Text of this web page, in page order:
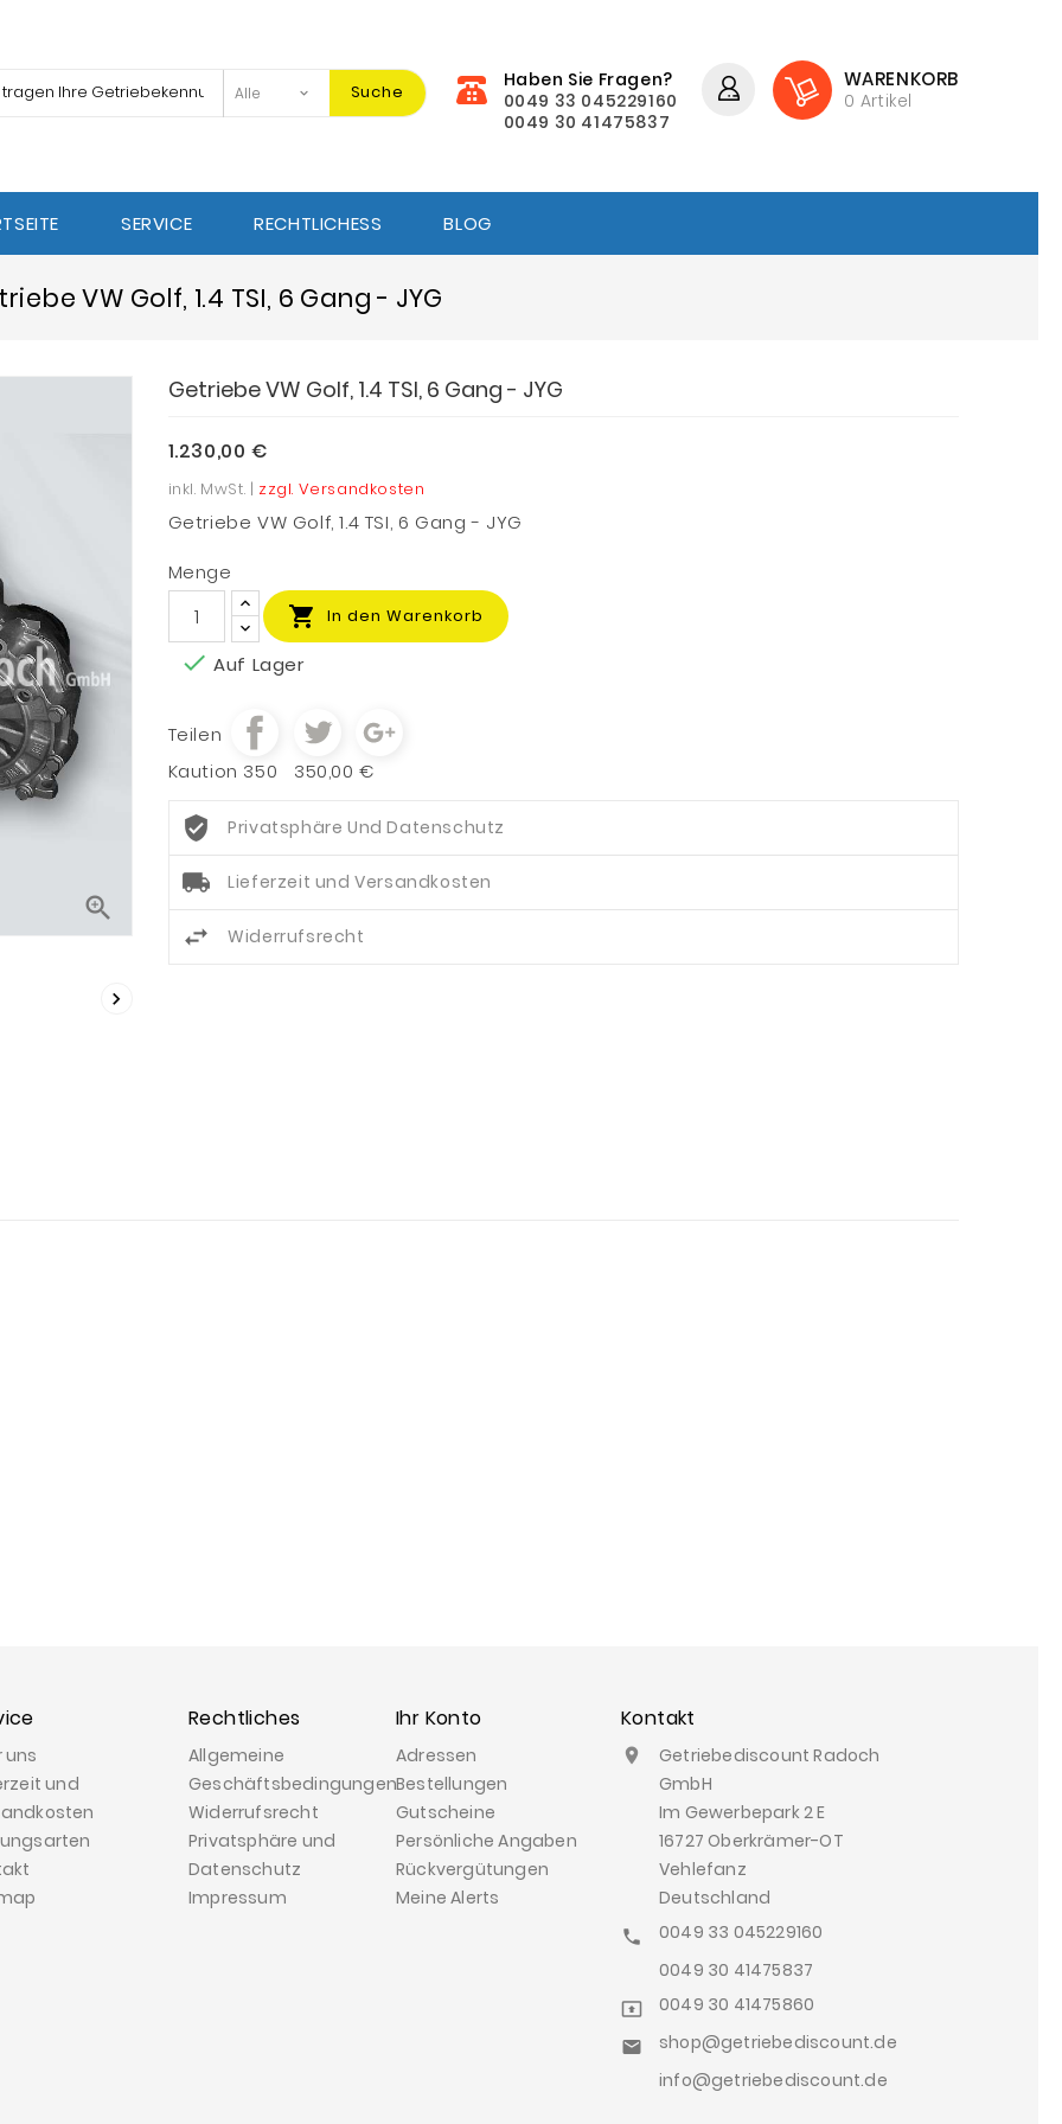
Suche
Haben Sie Fragen?
0049 33 045229160
0049 30 41475837
WARENKORB
0 Artikel
SERVICE RECHTLICHESS BLOG
VW Golf, 1.4 TSI, 6 Gang - JYG


Getriebe VW Golf, 1.4 TSI, 6 Gang - JYG
1.230,00 €
inkl. MwSt. | zzgl. Versandkosten
Getriebe VW Golf, 1.4 TSI, 6 Gang - JYG
Menge
 In den Warenkorb
 Auf Lager
Teilen
Kaution 350
350,00 €
Privatsphäre Und Datenschutz
Lieferzeit und Versandkosten
Widerrufsrecht
uns
und
Rechtliches
Allgemeine
Geschäftsbedingungen
Widerrufsrecht
Privatsphäre und
Datenschutz
Impressum
Ihr Konto
Adressen
Bestellungen
Gutscheine
Persönliche Angaben
Rückvergütungen
Meine Alerts
Kontakt

Getriebediscount Radoch
GmbH
Im Gewerbepark 2 E
16727 Oberkrämer-OT
Vehlefanz
Deutschland

0049 33 045229160
0049 30 41475837
 0049 30 41475860

shop@getriebediscount.de
info@getriebediscount.de